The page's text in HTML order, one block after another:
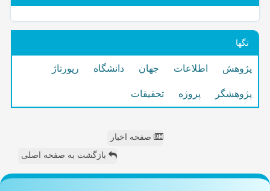
تگها
پژوهش اطلاعات جهان دانشگاه رپورتاژ
پژوهشگر پروژه تحقیقات
صفحه اخبار
بازگشت به صفحه اصلی